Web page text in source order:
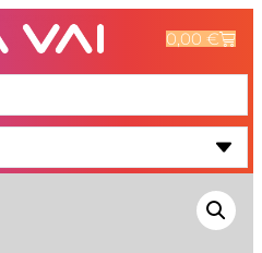
0,00€